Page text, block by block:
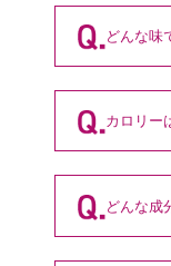
どんな味
カロリー
どんな成